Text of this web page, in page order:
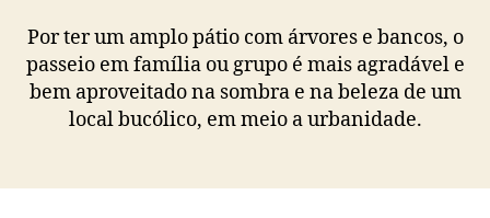
Por ter um amplo pátio com árvores e bancos, o
passeio em família ou grupo é mais agradável e
bem aproveitado na sombra e na beleza de um
local bucólico, em meio a urbanidade.